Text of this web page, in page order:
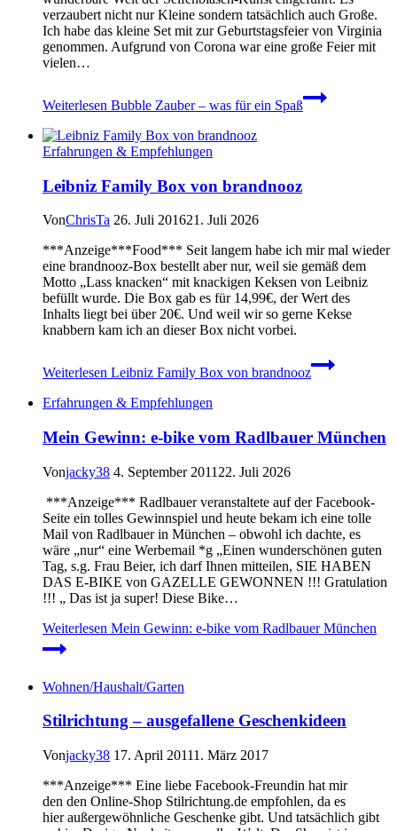
verzaubert nicht nur Kleine sondern tatsächlich auch Große.
Ich habe das kleine Set mit zur Geburtstagsfeier von Virginia
genommen. Aufgrund von Corona war eine große Feier mit
vielen…
Weiterlesen Bubble Zauber – was für ein Spaß
Erfahrungen & Empfehlungen
Leibniz Family Box von brandnooz
VonChrisTa 26. Juli 201621. Juli 2026
***Anzeige***Food*** Seit langem habe ich mir mal wieder
eine brandnooz-Box bestellt aber nur, weil sie gemäß dem
Motto „Lass knacken“ mit knackigen Keksen von Leibniz
befüllt wurde. Die Box gab es für 14,99€, der Wert des
Inhalts liegt bei über 20€. Und weil wir so gerne Kekse
knabbern kam ich an dieser Box nicht vorbei.
Weiterlesen Leibniz Family Box von brandnooz
Erfahrungen & Empfehlungen
Mein Gewinn: e-bike vom Radlbauer München
Vonjacky38 4. September 2011 22. Juli 2026
***Anzeige*** Radlbauer veranstaltete auf der Facebook-
Seite ein tolles Gewinnspiel und heute bekam ich eine tolle
Mail von Radlbauer in München – obwohl ich dachte, es
wäre „nur“ eine Werbemail *g „Einen wunderschönen guten
Tag, s.g. Frau Beier, ich darf Ihnen mitteilen, SIE HABEN
DAS E-BIKE von GAZELLE GEWONNEN !!! Gratulation
!!! „ Das ist ja super! Diese Bike…
Weiterlesen Mein Gewinn: e-bike vom Radlbauer München
Wohnen/Haushalt/Garten
Stilrichtung – ausgefallene Geschenkideen
Vonjacky38 17. April 20111. März 2017
***Anzeige*** Eine liebe Facebook-Freundin hat mir
den den Online-Shop Stilrichtung.de empfohlen, da es
hier außergewöhnliche Geschenke gibt. Und tatsächlich gibt